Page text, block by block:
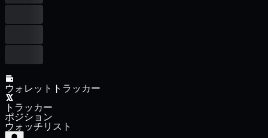
ウォレットトラッカー
トラッカー
ポジション
ウォッチリスト